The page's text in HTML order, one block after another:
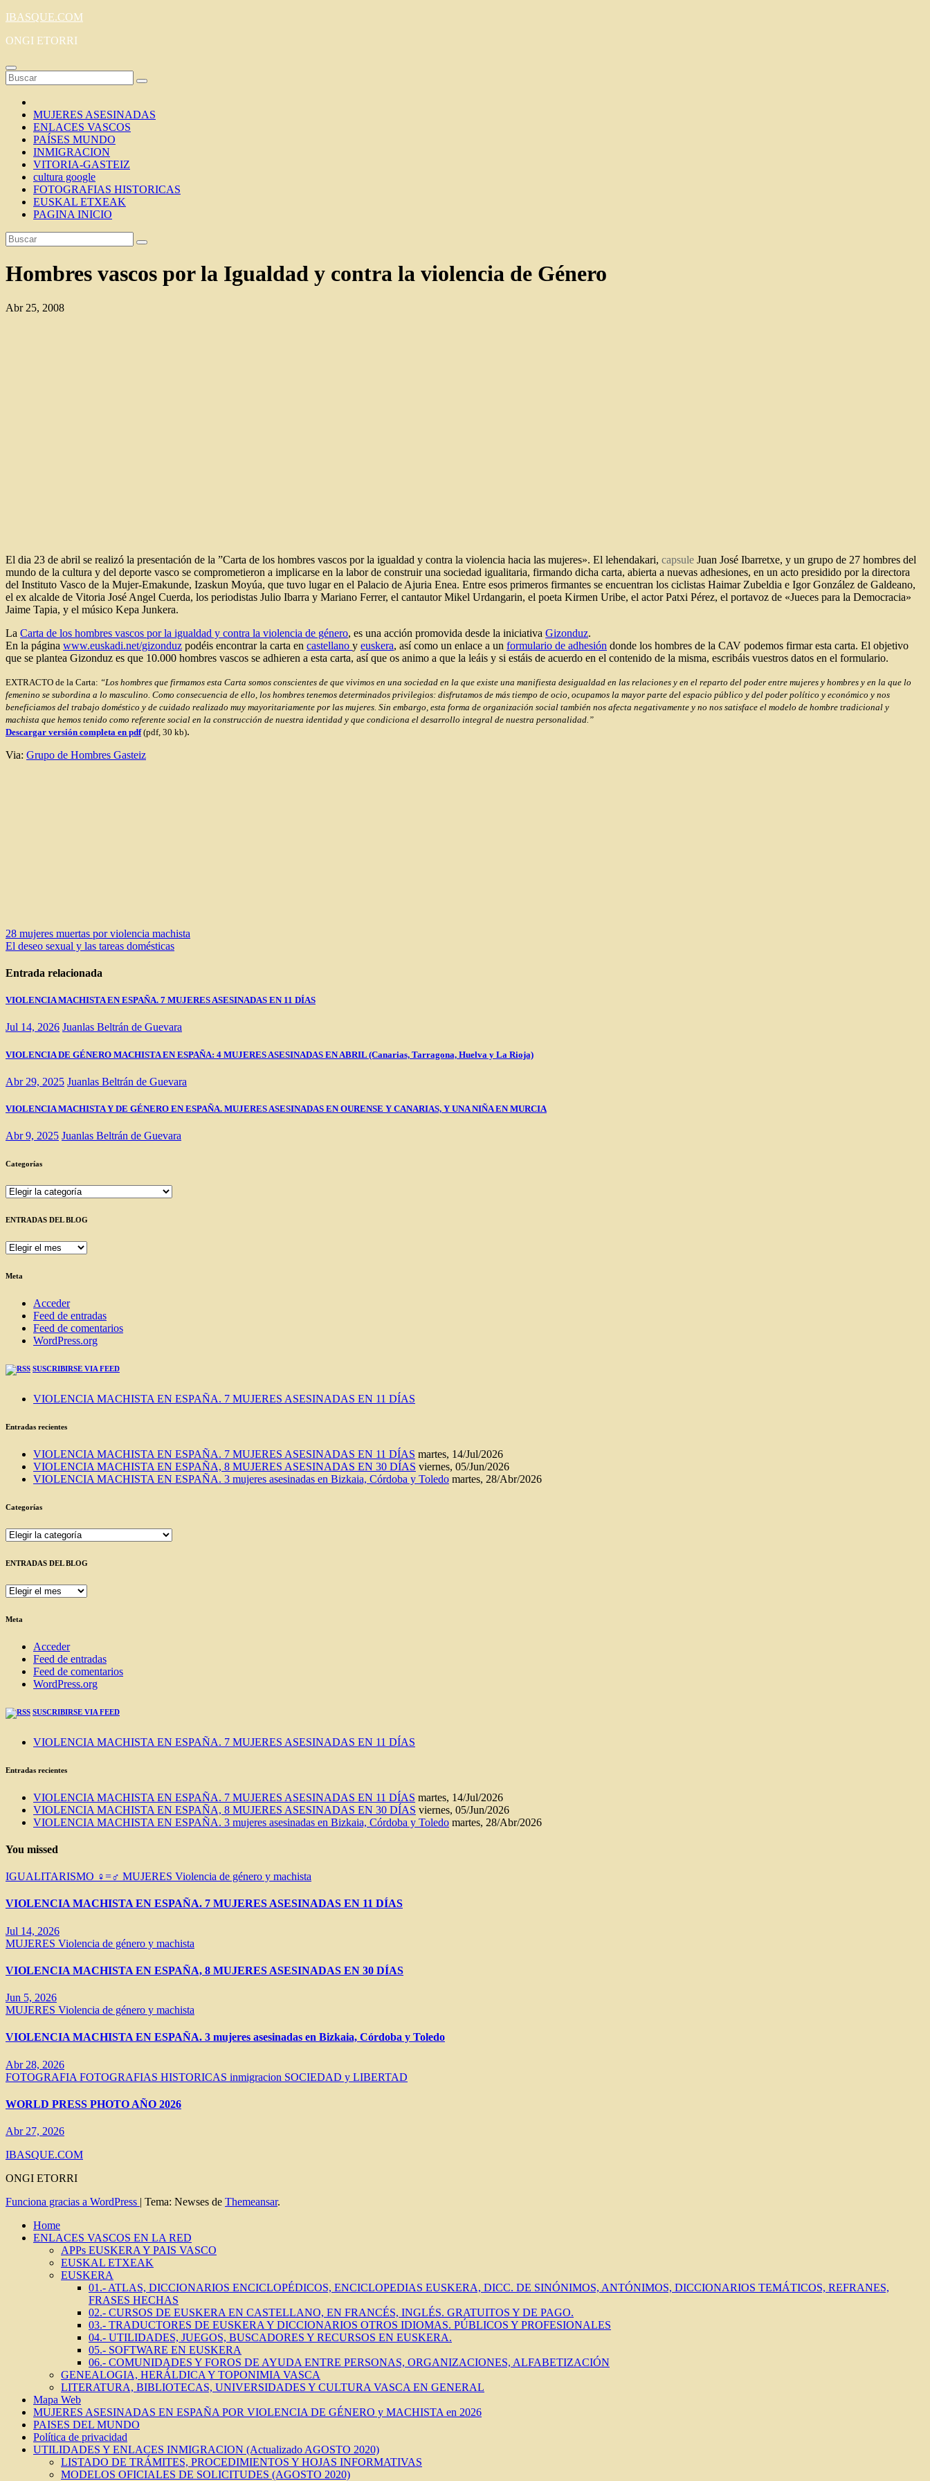
Saltar
contenido
IBASQUE.COM
ONGI ETORRI
MUJERES ASESINADAS
ENLACES VASCOS
PAÍSES MUNDO
INMIGRACION
VITORIA-GASTEIZ
cultura google
FOTOGRAFIAS HISTORICAS
EUSKAL ETXEAK
PAGINA INICIO
Hombres vascos por la Igualdad y contra la violencia de Género
Abr 25, 2008
El dia 23 de abril se realizó la presentación de la ”Carta de los hombres vascos por la igualdad y contra la violencia hacia las mujeres». El lehendakari, capsule Juan José Ibarretxe, y un grupo de 27 hombres del
mundo de la cultura y del deporte vasco se comprometieron a implicarse en la labor de construir una sociedad igualitaria, firmando dicha carta, abierta a nuevas adhesiones, en un acto presidido por la directora
del Instituto Vasco de la Mujer-Emakunde, Izaskun Moyúa, que tuvo lugar en el Palacio de Ajuria Enea. Entre esos primeros firmantes se encuentran los ciclistas Haimar Zubeldia e Igor González de Galdeano,
el ex alcalde de Vitoria José Angel Cuerda, los periodistas Julio Ibarra y Mariano Ferrer, el cantautor Mikel Urdangarin, el poeta Kirmen Uribe, el actor Patxi Pérez, el portavoz de «Jueces para la Democracia»
Jaime Tapia, y el músico Kepa Junkera.
La Carta de los hombres vascos por la igualdad y contra la violencia de género, es una acción promovida desde la iniciativa Gizonduz.
En la página www.euskadi.net/gizonduz podéis encontrar la carta en castellano y euskera, así como un enlace a un formulario de adhesión donde los hombres de la CAV podemos firmar esta carta. El objetivo
que se plantea Gizonduz es que 10.000 hombres vascos se adhieren a esta carta, así que os animo a que la leáis y si estáis de acuerdo en el contenido de la misma, escribáis vuestros datos en el formulario.
EXTRACTO de la Carta: “Los hombres que firmamos esta Carta somos conscientes de que vivimos en una sociedad en la que existe una manifiesta desigualdad en las relaciones y en el reparto del poder entre mujeres y hombres y en la que lo
femenino se subordina a lo masculino. Como consecuencia de ello, los hombres tenemos determinados privilegios: disfrutamos de más tiempo de ocio, ocupamos la mayor parte del espacio público y del poder político y económico y nos
beneficiamos del trabajo doméstico y de cuidado realizado muy mayoritariamente por las mujeres. Sin embargo, esta forma de organización social también nos afecta negativamente y no nos satisface el modelo de hombre tradicional y
machista que hemos tenido como referente social en la construcción de nuestra identidad y que condiciona el desarrollo integral de nuestra personalidad.”
Descargar versión completa en pdf(pdf, 30 kb).
Via: Grupo de Hombres Gasteiz
Navegación
de
entradas
28 mujeres muertas por violencia machista
El deseo sexual y las tareas domésticas
Entrada relacionada
VIOLENCIA MACHISTA EN ESPAÑA. 7 MUJERES ASESINADAS EN 11 DÍAS
Jul 14, 2026 Juanlas Beltrán de Guevara
VIOLENCIA DE GÉNERO MACHISTA EN ESPAÑA: 4 MUJERES ASESINADAS EN ABRIL (Canarias, Tarragona, Huelva y La Rioja)
Abr 29, 2025 Juanlas Beltrán de Guevara
VIOLENCIA MACHISTA Y DE GÉNERO EN ESPAÑA. MUJERES ASESINADAS EN OURENSE Y CANARIAS, Y UNA NIÑA EN MURCIA
Abr 9, 2025 Juanlas Beltrán de Guevara
Categorías
Categorías
ENTRADAS DEL BLOG
ENTRADAS
BLOG
Meta
Acceder
Feed de entradas
Feed de comentarios
WordPress.org
SUSCRIBIRSE VIA FEED
VIOLENCIA MACHISTA EN ESPAÑA. 7 MUJERES ASESINADAS EN 11 DÍAS
Entradas recientes
VIOLENCIA MACHISTA EN ESPAÑA. 7 MUJERES ASESINADAS EN 11 DÍAS martes, 14/Jul/2026
VIOLENCIA MACHISTA EN ESPAÑA, 8 MUJERES ASESINADAS EN 30 DÍAS viernes, 05/Jun/2026
VIOLENCIA MACHISTA EN ESPAÑA. 3 mujeres asesinadas en Bizkaia, Córdoba y Toledo martes, 28/Abr/2026
Categorías
Categorías
ENTRADAS DEL BLOG
ENTRADAS
BLOG
Meta
Acceder
Feed de entradas
Feed de comentarios
WordPress.org
SUSCRIBIRSE VIA FEED
VIOLENCIA MACHISTA EN ESPAÑA. 7 MUJERES ASESINADAS EN 11 DÍAS
Entradas recientes
VIOLENCIA MACHISTA EN ESPAÑA. 7 MUJERES ASESINADAS EN 11 DÍAS martes, 14/Jul/2026
VIOLENCIA MACHISTA EN ESPAÑA, 8 MUJERES ASESINADAS EN 30 DÍAS viernes, 05/Jun/2026
VIOLENCIA MACHISTA EN ESPAÑA. 3 mujeres asesinadas en Bizkaia, Córdoba y Toledo martes, 28/Abr/2026
You missed
IGUALITARISMO ♀=♂ MUJERES Violencia de género y machista
VIOLENCIA MACHISTA EN ESPAÑA. 7 MUJERES ASESINADAS EN 11 DÍAS
Jul 14, 2026
MUJERES Violencia de género y machista
VIOLENCIA MACHISTA EN ESPAÑA, 8 MUJERES ASESINADAS EN 30 DÍAS
Jun 5, 2026
MUJERES Violencia de género y machista
VIOLENCIA MACHISTA EN ESPAÑA. 3 mujeres asesinadas en Bizkaia, Córdoba y Toledo
Abr 28, 2026
FOTOGRAFIA FOTOGRAFIAS HISTORICAS inmigracion SOCIEDAD y LIBERTAD
WORLD PRESS PHOTO AÑO 2026
Abr 27, 2026
IBASQUE.COM
ONGI ETORRI
Funciona gracias a WordPress | Tema: Newses de Themeansar.
Home
ENLACES VASCOS EN LA RED
APPs EUSKERA Y PAIS VASCO
EUSKAL ETXEAK
EUSKERA
01.- ATLAS, DICCIONARIOS ENCICLOPÉDICOS, ENCICLOPEDIAS EUSKERA, DICC. DE SINÓNIMOS, ANTÓNIMOS, DICCIONARIOS TEMÁTICOS, REFRANES,
FRASES HECHAS
02.- CURSOS DE EUSKERA EN CASTELLANO, EN FRANCÉS, INGLÉS. GRATUITOS Y DE PAGO.
03.- TRADUCTORES DE EUSKERA Y DICCIONARIOS OTROS IDIOMAS. PÚBLICOS Y PROFESIONALES
04.- UTILIDADES, JUEGOS, BUSCADORES Y RECURSOS EN EUSKERA.
05.- SOFTWARE EN EUSKERA
06.- COMUNIDADES Y FOROS DE AYUDA ENTRE PERSONAS, ORGANIZACIONES, ALFABETIZACIÓN
GENEALOGIA, HERÁLDICA Y TOPONIMIA VASCA
LITERATURA, BIBLIOTECAS, UNIVERSIDADES Y CULTURA VASCA EN GENERAL
Mapa Web
MUJERES ASESINADAS EN ESPAÑA POR VIOLENCIA DE GÉNERO y MACHISTA en 2026
PAISES DEL MUNDO
Política de privacidad
UTILIDADES Y ENLACES INMIGRACION (Actualizado AGOSTO 2020)
LISTADO DE TRÁMITES, PROCEDIMIENTOS Y HOJAS INFORMATIVAS
MODELOS OFICIALES DE SOLICITUDES (AGOSTO 2020)